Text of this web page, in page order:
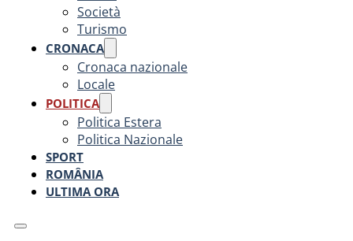
Società
Turismo
CRONACA
Cronaca nazionale
Locale
POLITICA
Politica Estera
Politica Nazionale
SPORT
ROMÂNIA
ULTIMA ORA